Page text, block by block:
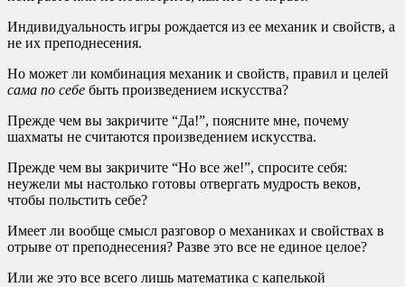
Индивидуальность игры рождается из ее механик и свойств, а
не их преподнесения.
Но может ли комбинация механик и свойств, правил и целей
сама по себе быть произведением искусства?
Прежде чем вы закричите “Да!”, поясните мне, почему
шахматы не считаются произведением искусства.
Прежде чем вы закричите “Но все же!”, спросите себя:
неужели мы настолько готовы отвергать мудрость веков,
чтобы польстить себе?
Имеет ли вообще смысл разговор о механиках и свойствах в
отрыве от преподнесения? Разве это все не единое целое?
Или же это все всего лишь математика с капелькой